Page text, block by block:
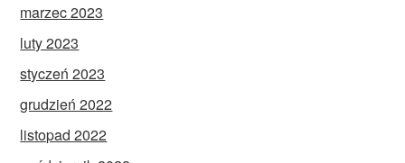
marzec 2023
luty 2023
styczeń 2023
grudzień 2022
listopad 2022